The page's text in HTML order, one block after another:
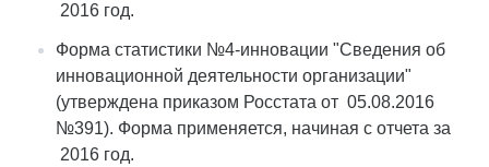
2016 год.
Форма статистики №4-инновации "Сведения об
инновационной деятельности организации"
(утверждена приказом Росстата от 05.08.2016
№391). Форма применяется, начиная с отчета за
2016 год.